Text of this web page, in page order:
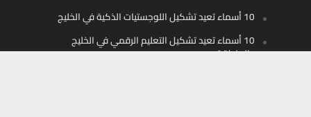
10 أسماء تعيد تشكيل اللوجستيات الذكية في الخليج
10 أسماء تعيد تشكيل التعليم الرقمي في الخليج
والمنطقة